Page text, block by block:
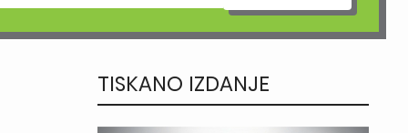
TISKANO IZDANJE